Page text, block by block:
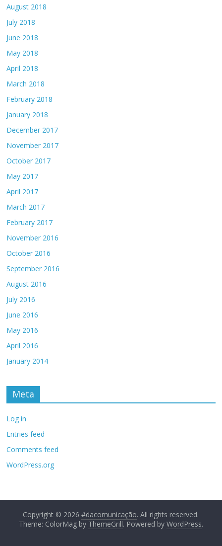
August 2018
July 2018
June 2018
May 2018
April 2018
March 2018
February 2018
January 2018
December 2017
November 2017
October 2017
May 2017
April 2017
March 2017
February 2017
November 2016
October 2016
September 2016
August 2016
July 2016
June 2016
May 2016
April 2016
January 2014
Meta
Log in
Entries feed
Comments feed
WordPress.org
Copyright © 2026#dacomunicação. All rights reserved.
Theme: ColorMag by ThemeGrill. Powered by WordPress.